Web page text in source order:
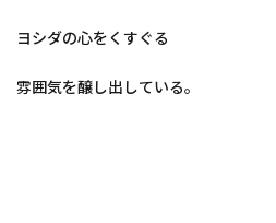
ヨシダの心をくすぐる
雰囲気を醸し出している。